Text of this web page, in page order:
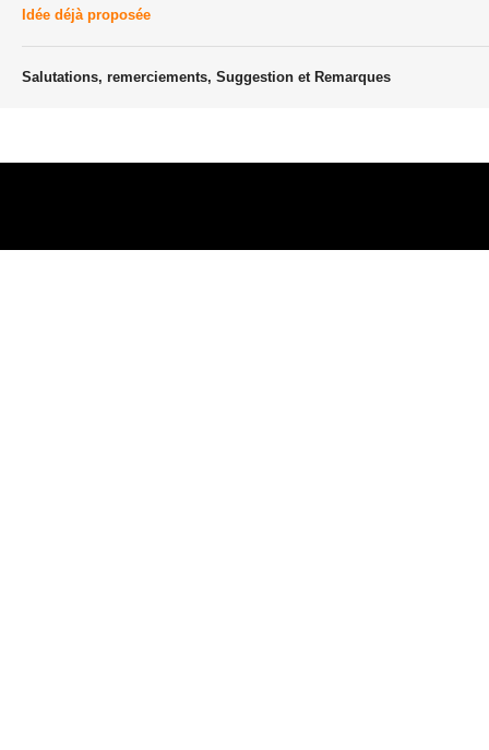
Idée déjà proposée
Salutations, remerciements, Suggestion et Remarques